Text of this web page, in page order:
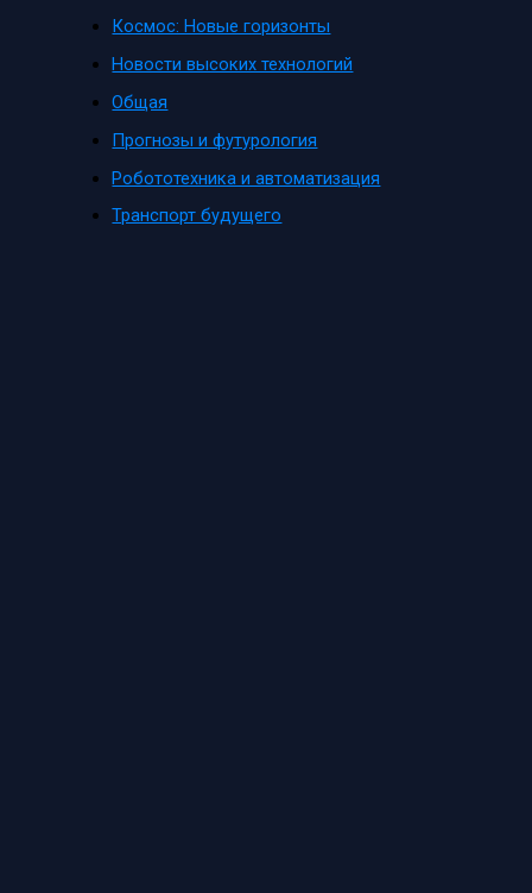
Космос: Новые горизонты
Новости высоких технологий
Общая
Прогнозы и футурология
Робототехника и автоматизация
Транспорт будущего